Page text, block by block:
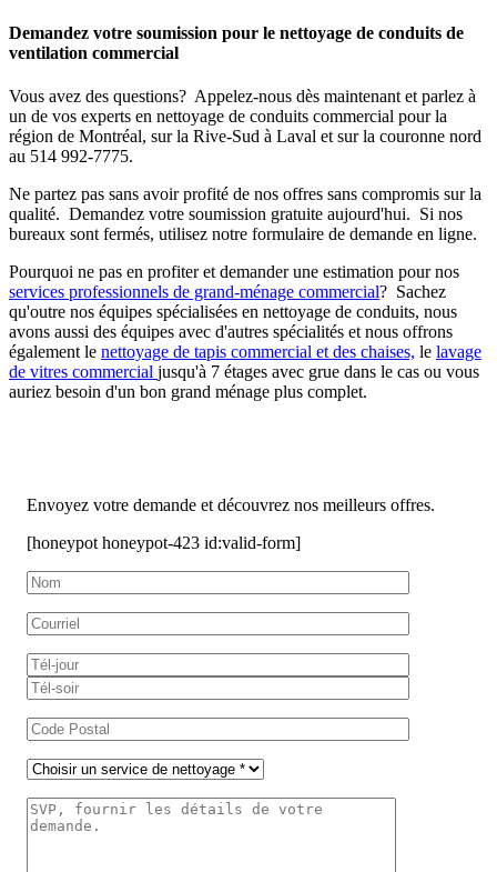
Demandez votre soumission pour le nettoyage de conduits de
ventilation commercial
Vous avez des questions? Appelez-nous dès maintenant et parlez à
un de vos experts en nettoyage de conduits commercial pour la
région de Montréal, sur la Rive-Sud à Laval et sur la couronne nord
au 514 992-7775.
Ne partez pas sans avoir profité de nos offres sans compromis sur la
qualité. Demandez votre soumission gratuite aujourd'hui. Si nos
bureaux sont fermés, utilisez notre formulaire de demande en ligne.
Pourquoi ne pas en profiter et demander une estimation pour nos
services professionnels de grand-ménage commercial? Sachez
qu'outre nos équipes spécialisées en nettoyage de conduits, nous
avons aussi des équipes avec d'autres spécialités et nous offrons
également le nettoyage de tapis commercial et des chaises, le lavage
de vitres commercial jusqu'à 7 étages avec grue dans le cas ou vous
auriez besoin d'un bon grand ménage plus complet.
Envoyez votre demande et découvrez nos meilleurs offres.
[honeypot honeypot-423 id:valid-form]